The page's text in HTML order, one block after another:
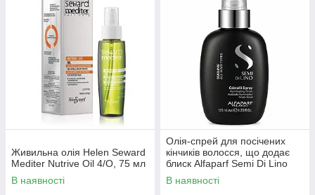
Живильна олія Helen Seward
Mediter Nutrive Oil 4/O, 75 мл
В наявності
Олія-спрей для посічених
кінчиків волосся, що додає
блиск Alfaparf Semi Di Lino
Sublime Cristalli Spray, 125 мл
В наявності